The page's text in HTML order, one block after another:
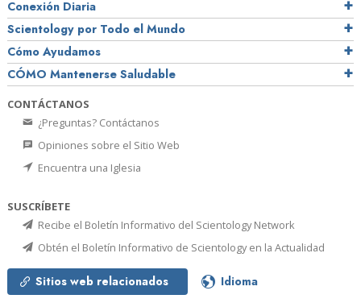
Conexión Diaria
Scientology por Todo el Mundo
Cómo Ayudamos
CÓMO Mantenerse Saludable
CONTÁCTANOS
¿Preguntas? Contáctanos
Opiniones sobre el Sitio Web
Encuentra una Iglesia
SUSCRÍBETE
Recibe el Boletín Informativo del Scientology Network
Obtén el Boletín Informativo de Scientology en la Actualidad
Sitios web relacionados Idioma